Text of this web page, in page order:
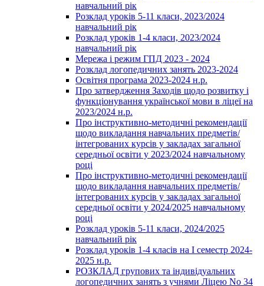
навчальний рік
Розклад уроків 5-11 класи, 2023/2024
навчальний рік
Розклад уроків 1-4 класи, 2023/2024
навчальний рік
Мережа і режим ГПД 2023 - 2024
Розклад логопедичних занять 2023-2024
Освітня програма 2023-2024 н.р.
Про затвердження Заходів щодо розвитку і
функціонування української мови в ліцеї на
2023/2024 н.р.
Про інструктивно-методичні рекомендації
щодо викладання навчальних предметів/
інтегрованих курсів у закладах загальної
середньої освіти у 2023/2024 навчальному
році
Про інструктивно-методичні рекомендації
щодо викладання навчальних предметів/
інтегрованих курсів у закладах загальної
середньої освіти у 2024/2025 навчальному
році
Розклад уроків 5-11 класи, 2024/2025
навчальний рік
Розклад уроків 1-4 класів на І семестр 2024-
2025 н.р.
РОЗКЛАД групових та індивідуальних
логопедичних занять з учнями Ліцею No 34